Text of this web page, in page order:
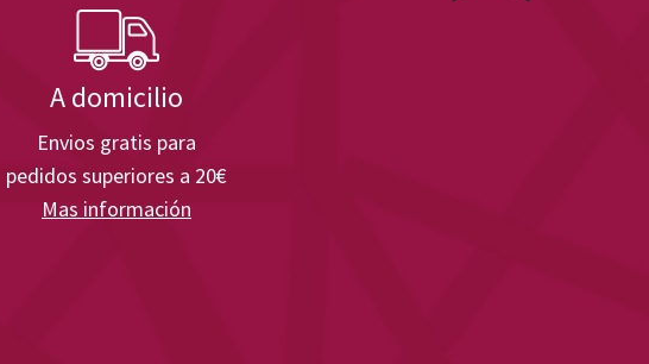
A domicilio
Envios gratis para
pedidos superiores a 20€
Mas información